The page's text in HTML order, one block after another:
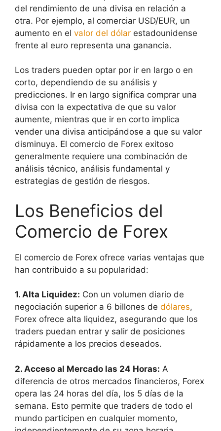
del rendimiento de una divisa en relación a
otra. Por ejemplo, al comerciar USD/EUR, un
aumento en el valor del dólar estadounidense
frente al euro representa una ganancia.
Los traders pueden optar por ir en largo o en
corto, dependiendo de su análisis y
predicciones. Ir en largo significa comprar una
divisa con la expectativa de que su valor
aumente, mientras que ir en corto implica
vender una divisa anticipándose a que su valor
disminuya. El comercio de Forex exitoso
generalmente requiere una combinación de
análisis técnico, análisis fundamental y
estrategias de gestión de riesgos.
Los Beneficios del
Comercio de Forex
El comercio de Forex ofrece varias ventajas que
han contribuido a su popularidad:
1. Alta Liquidez: Con un volumen diario de
negociación superior a 6 billones de dólares,
Forex ofrece alta liquidez, asegurando que los
traders puedan entrar y salir de posiciones
rápidamente a los precios deseados.
2. Acceso al Mercado las 24 Horas: A
diferencia de otros mercados financieros, Forex
opera las 24 horas del día, los 5 días de la
semana. Esto permite que traders de todo el
mundo participen en cualquier momento,